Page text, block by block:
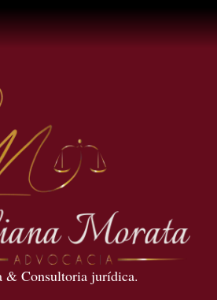
& Consultoria jurídica.